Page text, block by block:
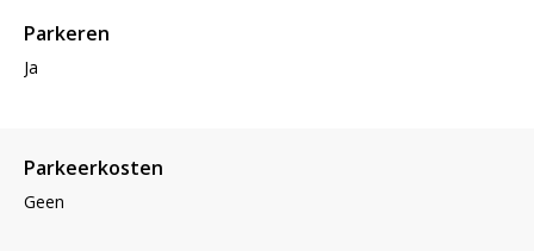
Parkeren
Ja
Parkeerkosten
Geen